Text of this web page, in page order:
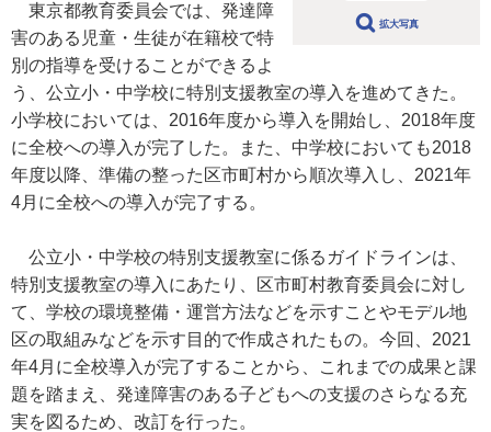
拡大写真
東京都教育委員会では、発達障
害のある児童・生徒が在籍校で特
別の指導を受けることができるよ
う、公立小・中学校に特別支援教室の導入を進めてきた。
小学校においては、2016年度から導入を開始し、2018年度
に全校への導入が完了した。また、中学校においても2018
年度以降、準備の整った区市町村から順次導入し、2021年
4月に全校への導入が完了する。
公立小・中学校の特別支援教室に係るガイドラインは、
特別支援教室の導入にあたり、区市町村教育委員会に対し
て、学校の環境整備・運営方法などを示すことやモデル地
区の取組みなどを示す目的で作成されたもの。今回、2021
年4月に全校導入が完了することから、これまでの成果と課
題を踏まえ、発達障害のある子どもへの支援のさらなる充
実を図るため、改訂を行った。